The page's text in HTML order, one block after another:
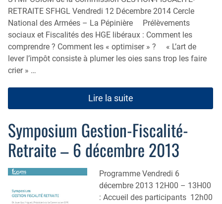
RETRAITE SFHGL Vendredi 12 Décembre 2014 Cercle
National des Armées – La Pépinière Prélèvements
sociaux et Fiscalités des HGE libéraux : Comment les
comprendre ? Comment les « optimiser » ? « L’art de
lever l’impôt consiste à plumer les oies sans trop les faire
crier » …
Lire la suite
Symposium Gestion-Fiscalité-
Retraite – 6 décembre 2013
Programme Vendredi 6
décembre 2013 12H00 – 13H00
: Accueil des participants 12h00